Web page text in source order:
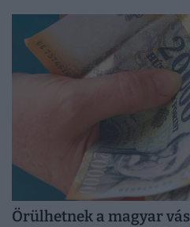
Örülhetnek a magyar